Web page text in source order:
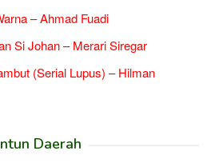
– Ahmad Fuadi
Si Johan – Merari Siregar
(Serial Lupus) – Hilman
Daerah